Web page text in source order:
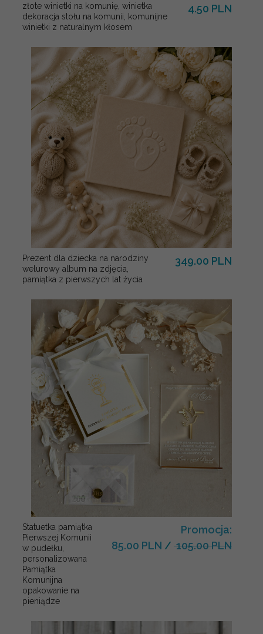
złote winietki na komunię, winietka
dekoracja stołu na komunii, komunijne
winietki z naturalnym kłosem
4.50 PLN
Prezent dla dziecka na narodziny
welurowy album na zdjęcia,
pamiątka z pierwszych lat życia
349.00 PLN
Statuetka pamiątka
Pierwszej Komunii
w pudełku,
personalizowana
Pamiątka
Komunijna
opakowanie na
pieniądze
Promocja:
85.00 PLN / 105.00 PLN